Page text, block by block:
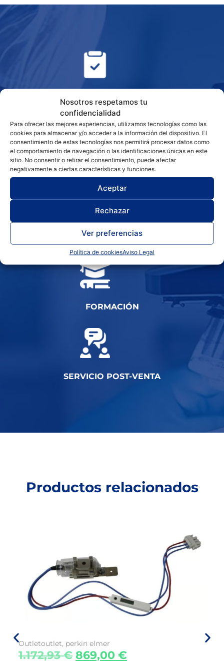
Nosotros respetamos tu
confidencialidad
Para ofrecer las mejores experiencias, utilizamos tecnologías como las
cookies para almacenar y/o acceder a la información del dispositivo. El
consentimiento de estas tecnologías nos permitirá procesar datos como
el comportamiento de navegación o las identificaciones únicas en este
sitio. No consentir o retirar el consentimiento, puede afectar
negativamente a ciertas características y funciones.
Aceptar
Rechazar
Ver preferencias
Política de cookiesAviso Legal
RESULTADOS GARANTIZADOS
ASESORAMIENTO TÉCNICO
INSTALACIÓN
FORMACIÓN
SERVICIO POST-VENTA
Productos relacionados
Outletoutlet, perkin elmer
1.172,93€ 869,00 €